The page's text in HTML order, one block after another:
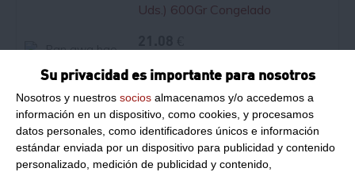
Su privacidad es importante para nosotros
Nosotros y nuestros socios almacenamos y/o accedemos a
información en un dispositivo, como cookies, y procesamos
datos personales, como identificadores únicos e información
estándar enviada por un dispositivo para publicidad y contenido
personalizado, medición de publicidad y contenido,
Uds.) 600Gr Congelado
Comprar
Gyoza de pollo y verduras de 600
g. 0.6Kg Congelado